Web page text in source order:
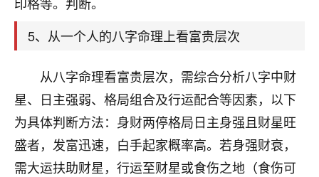
5、从一个人的八字命理上看富贵层次
从八字命理看富贵层次，需综合分析八字中财
星、日主强弱、格局组合及行运配合等因素，以下
为具体判断方法：身财两停格局日主身强且财星旺
盛者，发富迅速，白手起家概率高。若身强财衰，
需大运扶助财星，行运至财星或食伤之地（食伤可
后，我以为都没戏了，结果开年一上班，开会提拔升
3000，非常开心，无论如何，感恩感谢！🙏🏻
鹿森：恭喜升职加薪！！，请客吗？�
12小时前 来自北京 32
心心相印